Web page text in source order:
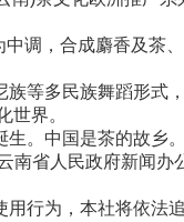
，合成麝香及茶
多民族舞蹈形式
世界。
中国是茶的故乡
南省人民政府新闻办
行为，本社将依法